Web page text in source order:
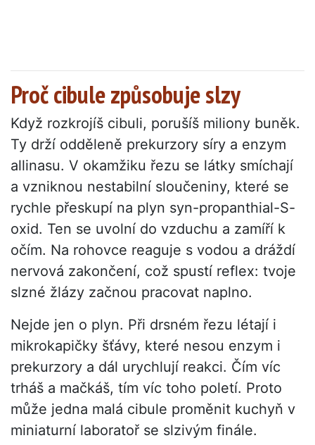
Proč cibule způsobuje slzy
Když rozkrojíš cibuli, porušíš miliony buněk.
Ty drží odděleně prekurzory síry a enzym
allinasu. V okamžiku řezu se látky smíchají
a vzniknou nestabilní sloučeniny, které se
rychle přeskupí na plyn syn-propanthial-S-
oxid. Ten se uvolní do vzduchu a zamíří k
očím. Na rohovce reaguje s vodou a dráždí
nervová zakončení, což spustí reflex: tvoje
slzné žlázy začnou pracovat naplno.
Nejde jen o plyn. Při drsném řezu létají i
mikrokapičky šťávy, které nesou enzym i
prekurzory a dál urychlují reakci. Čím víc
trháš a mačkáš, tím víc toho poletí. Proto
může jedna malá cibule proměnit kuchyň v
miniaturní laboratoř se slzivým finále.